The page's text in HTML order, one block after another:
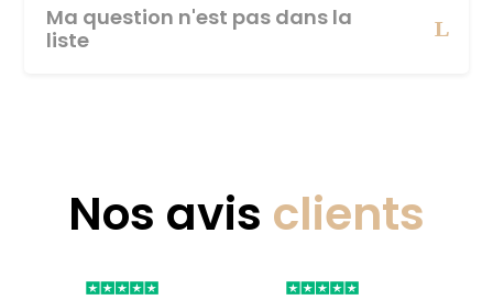
Ma question n'est pas dans la
liste
Nos avis clients